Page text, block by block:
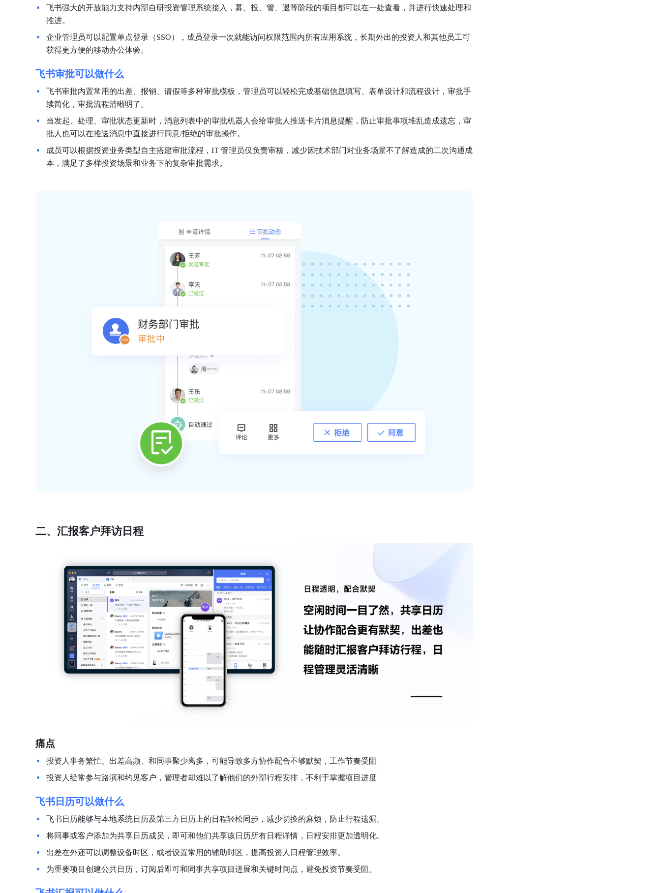
飞书强大的开放能力支持内部自研投资管理系统接入，募、投、管、退等阶段的项目都可以在一处查看，并进行快速处理和
推进。
企业管理员可以配置单点登录（SSO），成员登录一次就能访问权限范围内所有应用系统，长期外出的投资人和其他员工可
获得更方便的移动办公体验。
飞书审批可以做什么
飞书审批内置常用的出差、报销、请假等多种审批模板，管理员可以轻松完成基础信息填写、表单设计和流程设计，审批手
续简化，审批流程清晰明了。
当发起、处理、审批状态更新时，消息列表中的审批机器人会给审批人推送卡片消息提醒，防止审批事项堆乱造成遗忘，审
批人也可以在推送消息中直接进行同意/拒绝的审批操作。
成员可以根据投资业务类型自主搭建审批流程，IT 管理员仅负责审核，减少因技术部门对业务场景不了解造成的二次沟通成
本，满足了多样投资场景和业务下的复杂审批需求。
二、汇报客户拜访日程
痛点
投资人事务繁忙、出差高频、和同事聚少离多，可能导致多方协作配合不够默契，工作节奏受阻
投资人经常参与路演和约见客户，管理者却难以了解他们的外部行程安排，不利于掌握项目进度
飞书日历可以做什么
飞书日历能够与本地系统日历及第三方日历上的日程轻松同步，减少切换的麻烦，防止行程遗漏。
将同事或客户添加为共享日历成员，即可和他们共享该日历所有日程详情，日程安排更加透明化。
出差在外还可以调整设备时区，或者设置常用的辅助时区，提高投资人日程管理效率。
为重要项目创建公共日历，订阅后即可和同事共享项目进展和关键时间点，避免投资节奏受阻。